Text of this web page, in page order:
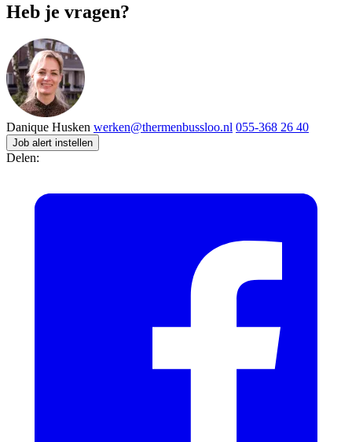
Heb je vragen?
Danique Husken werken@thermenbussloo.nl 055-368 26 40
Job alert instellen
Delen: